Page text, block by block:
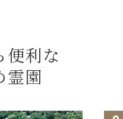
便利な
霊園